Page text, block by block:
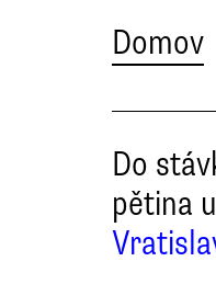
Domov
Do
pětina